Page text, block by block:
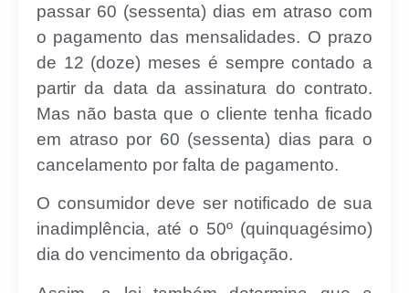
passar 60 (sessenta) dias em atraso com
o pagamento das mensalidades. O prazo
de 12 (doze) meses é sempre contado a
partir da data da assinatura do contrato.
Mas não basta que o cliente tenha ficado
em atraso por 60 (sessenta) dias para o
cancelamento por falta de pagamento.
O consumidor deve ser notificado de sua
inadimplência, até o 50º (quinquagésimo)
dia do vencimento da obrigação.